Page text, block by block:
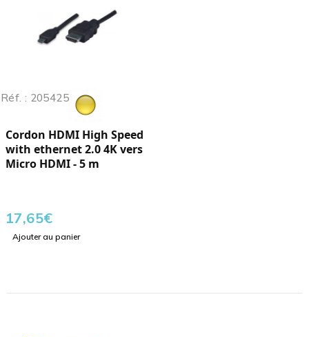
Réf. : 205425
Cordon HDMI High Speed
with ethernet 2.0 4K vers
Micro HDMI - 5 m
17,65€
Ajouter au panier